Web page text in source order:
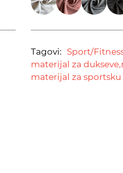
Tagovi: Sport/
materijal za dukseve,
materijal za sportsku